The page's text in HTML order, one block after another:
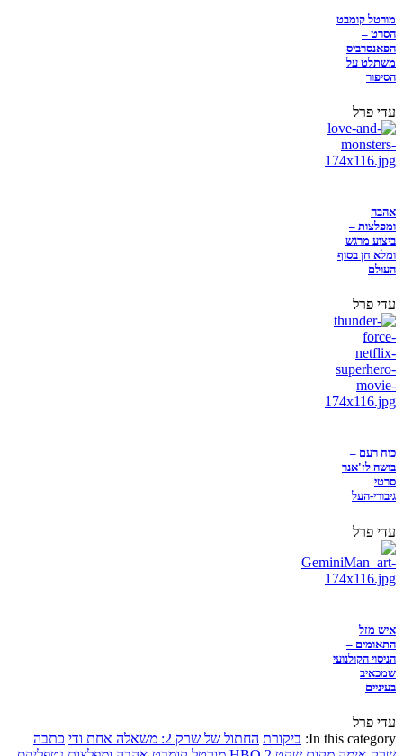
מורטל קומבט
הסרט –
הפאנסרביס
משתלט על
הסיפור
עדי פרל
אהבה
ומפלצות –
ביצוע מרגש
ומלא חן בסוף
העולם
עדי פרל
כוח רעם –
בושה לז'אנר
סרטי
גיבורי-העל
עדי פרל
איש מזל
התאומים –
הניסוי הקולנועי
שמכאיב
בעיניים
עדי פרל
In this category: ביקורת החתול של שרק 2: משאלה אחת ודי
כתבה